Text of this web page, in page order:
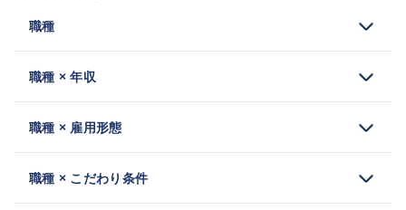
職種
職種 × 年収
職種 × 雇用形態
職種 × こだわり条件